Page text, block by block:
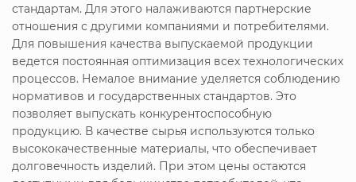
стандартам. Для этого налаживаются партнерские
отношения с другими компаниями и потребителями.
Для повышения качества выпускаемой продукции
ведется постоянная оптимизация всех технологических
процессов. Немалое внимание уделяется соблюдению
нормативов и государственных стандартов. Это
позволяет выпускать конкурентоспособную
продукцию. В качестве сырья используются только
высококачественные материалы, что обеспечивает
долговечность изделий. При этом цены остаются